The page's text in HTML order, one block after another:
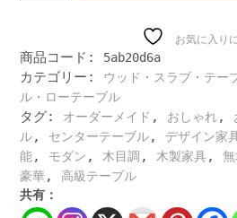
き
な
丸
い
テ
ィ
ー
テ
ー
お気に入り
商品コード: 5ab20d6a
カテゴリー: ウッド・スラブ・テー
ル・ローテーブル
タグ: オーダーメイド , おしゃれ,
ル, センターテーブル, デザイン家
能, モダン , 木目調 , 木製家具,
豪華,
高級テーブル
共有：